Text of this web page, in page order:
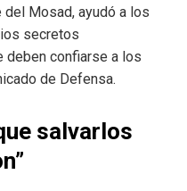
Mosad, ayudó a los
secretos
deben confiarse a los
de Defensa.
salvarlos